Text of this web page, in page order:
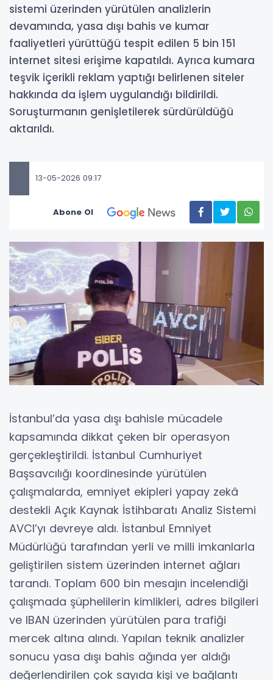
sistemi üzerinden yürütülen analizlerin
devamında, yasa dışı bahis ve kumar
faaliyetleri yürüttüğü tespit edilen 5 bin 151
internet sitesi erişime kapatıldı. Ayrıca kumara
teşvik içerikli reklam yaptığı belirlenen siteler
hakkında da işlem uygulandığı bildirildi.
Soruşturmanın genişletilerek sürdürüldüğü
aktarıldı.
13-05-2026 09:17
Abone Ol
İstanbul’da yasa dışı bahisle mücadele
kapsamında dikkat çeken bir operasyon
gerçekleştirildi. İstanbul Cumhuriyet
Başsavcılığı koordinesinde yürütülen
çalışmalarda, emniyet ekipleri yapay zekâ
destekli Açık Kaynak İstihbaratı Analiz Sistemi
AVCI’yı devreye aldı. İstanbul Emniyet
Müdürlüğü tarafından yerli ve milli imkanlarla
geliştirilen sistem üzerinden internet ağları
tarandı. Toplam 600 bin mesajın incelendiği
çalışmada şüphelilerin kimlikleri, adres bilgileri
ve IBAN üzerinden yürütülen para trafiği
mercek altına alındı. Yapılan teknik analizler
sonucu yasa dışı bahis ağında yer aldığı
değerlendirilen çok sayıda kişi ve bağlantı